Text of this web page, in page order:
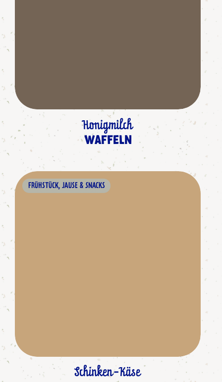
Honigmilch
WAFFELN
FRÜHSTÜCK, JAUSE & SNACKS
Schinken-Käse